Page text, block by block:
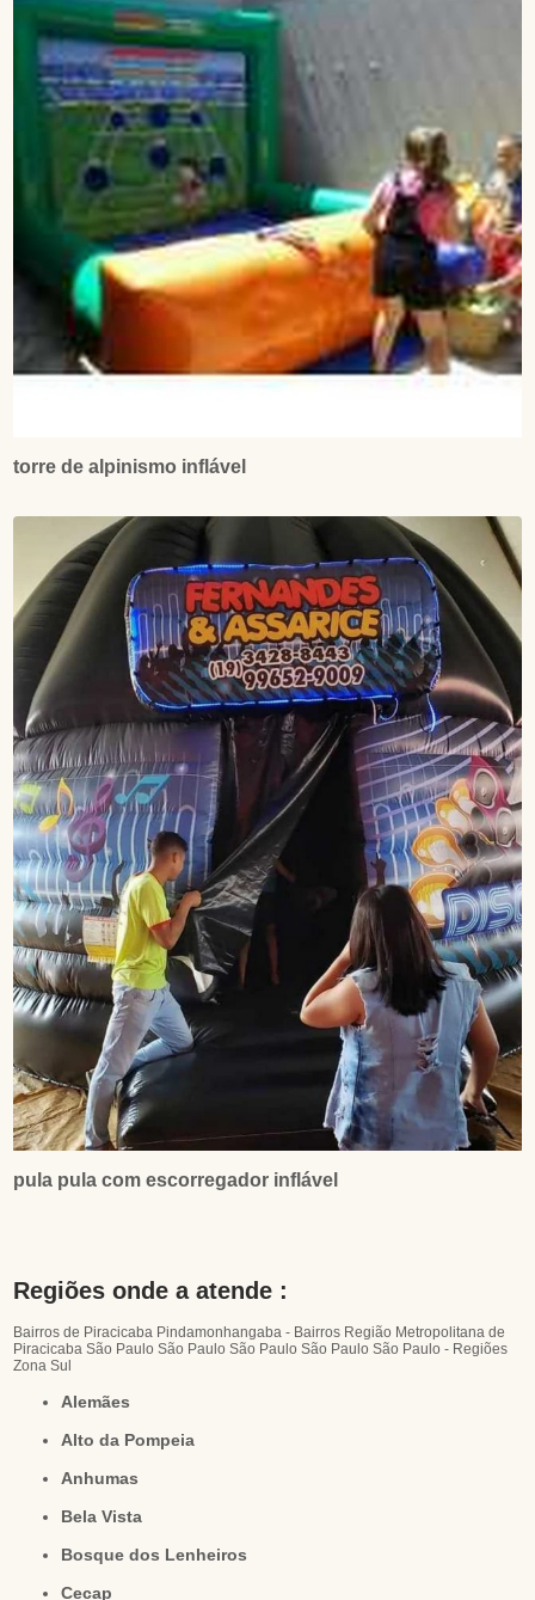
torre de alpinismo inflável
pula pula com escorregador inflável
Regiões onde a atende :
Bairros de Piracicaba Pindamonhangaba - Bairros Região Metropolitana de
Piracicaba São Paulo São Paulo São Paulo São PauloSão Paulo - Regiões
Zona Sul
Alemães
Alto da Pompeia
Anhumas
Bela Vista
Bosque dos Lenheiros
Cecap